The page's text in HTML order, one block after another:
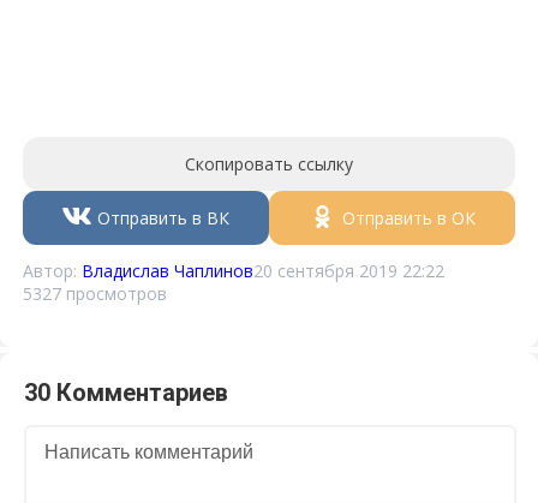
Скопировать ссылку
Отправить в ВК Отправить в ОК
Автор: Владислав Чаплинов20 сентября 2019 22:22
5327 просмотров
30 Комментариев